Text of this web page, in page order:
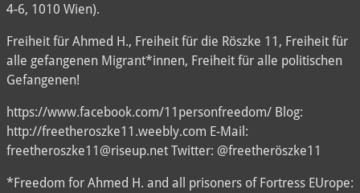
4-6, 1010 Wien).
Freiheit für Ahmed H., Freiheit für die Röszke 11, Freiheit für
alle gefangenen Migrant*innen, Freiheit für alle politischen
Gefangenen!
https://www.facebook.com/11personfreedom/ Blog:
http://freetheroszke11.weebly.com E-Mail:
freetheroszke11@riseup.net Twitter: @freetheröszke11
*Freedom for Ahmed H. and all prisoners of Fortress EUrope: